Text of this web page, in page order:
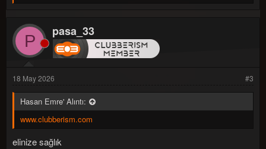
n
i
l
e
r
:
P
pasa_33
18 May 2026 #3
Hasan Emre' Alıntı:
www.clubberism.com
elinize sağlık